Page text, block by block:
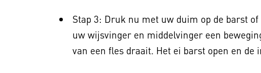
Stap 3: Druk nu met uw duim op de barst
uw wijsvinger en middelvinger een
van een fles draait. Het ei barst open en